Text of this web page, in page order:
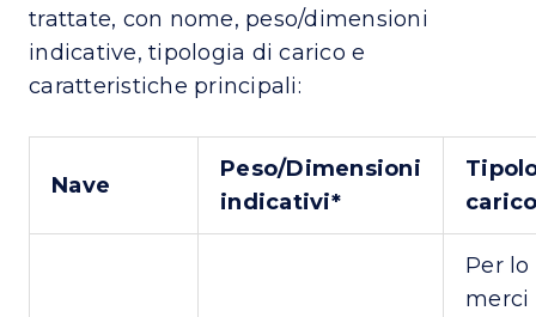
trattate, con nome, peso/dimensioni
indicative, tipologia di carico e
caratteristiche principali:
Nave
Peso/Dimensioni
indicativi*
Per
merci